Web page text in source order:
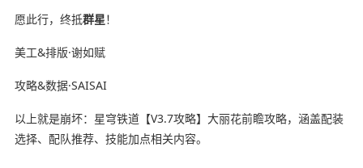
愿此行，终抵群星！
美工&排版·谢如赋
攻略&数据·SAISAI
以上就是崩坏：星穹铁道【V3.7攻略】大丽花前瞻攻略，涵盖配装
选择、配队推荐、技能加点相关内容。